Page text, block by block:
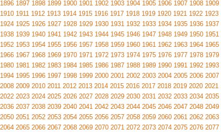
1896 1897 1898 1899 1900 1901 1902 1903 1904 1905 1906 1907 1908 1909
1910 1911 1912 1913 1914 1915 1916 1917 1918 1919 1920 1921 1922 1923
1924 1925 1926 1927 1928 1929 1930 1931 1932 1933 1934 1935 1936 1937
1938 1939 1940 1941 1942 1943 1944 1945 1946 1947 1948 1949 1950 1951
1952 1953 1954 1955 1956 1957 1958 1959 1960 1961 1962 1963 1964 1965
1966 1967 1968 1969 1970 1971 1972 1973 1974 1975 1976 1977 1978 1979
1980 1981 1982 1983 1984 1985 1986 1987 1988 1989 1990 1991 1992 1993
1994 1995 1996 1997 1998 1999 2000 2001 2002 2003 2004 2005 2006 2007
2008 2009 2010 2011 2012 2013 2014 2015 2016 2017 2018 2019 2020 2021
2022 2023 2024 2025 2026 2027 2028 2029 2030 2031 2032 2033 2034 2035
2036 2037 2038 2039 2040 2041 2042 2043 2044 2045 2046 2047 2048 2049
2050 2051 2052 2053 2054 2055 2056 2057 2058 2059 2060 2061 2062 2063
2064 2065 2066 2067 2068 2069 2070 2071 2072 2073 2074 2075 2076 2077